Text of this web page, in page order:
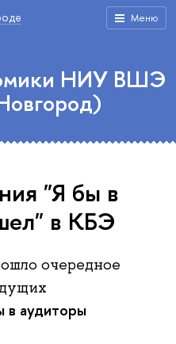
Меню
НИУ ВШЭ
"Я бы в
в КБЭ
очередное
в аудиторы